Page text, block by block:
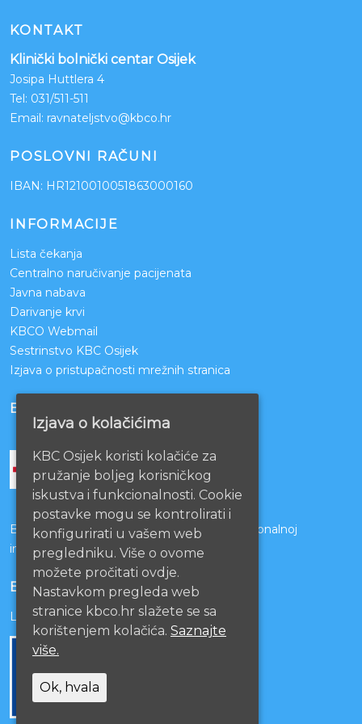
KONTAKT
Klinički bolnički centar Osijek
Josipa Huttlera 4
Tel: 031/511-511
Email: ravnateljstvo@kbco.hr
POSLOVNI RAČUNI
IBAN: HR1210010051863000160
INFORMACIJE
Lista čekanja
Centralno naručivanje pacijenata
Javna nabava
Darivanje krvi
KBCO Webmail
Sestrinstvo KBC Osijek
Izjava o pristupačnosti mrežnih stranica
BOLNICE PARTNERI
Bolnice s kojima je potpisan ugovor o funkcionalnoj
integraciji
EU PROJEKTI
Lista projekata
Izjava o kolačićima
KBC Osijek koristi kolačiće za
pružanje boljeg korisničkog
iskustva i funkcionalnosti. Cookie
postavke mogu se kontrolirati i
konfigurirati u vašem web
pregledniku. Više o ovome
možete pročitati ovdje.
Nastavkom pregleda web
stranice kbco.hr slažete se sa
korištenjem kolačića. Saznajte
više.
Ok, hvala